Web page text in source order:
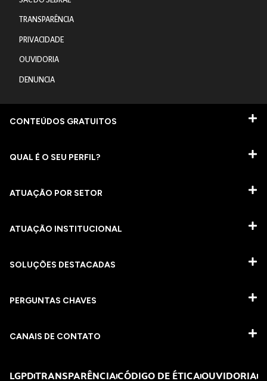
TRANSPARÊNCIA
PRIVACIDADE
OUVIDORIA
DENUNCIA
CONTEÚDOS GRATUITOS
QUAL É O SEU PERFIL?
ATUAÇÃO POR SETOR
ATUAÇÃO INSTITUCIONAL
SOLUÇÕES DESTACADAS
PERGUNTAS CHAVES​
CANAIS DE CONTATO
LGPDTRANSPARÊNCIACÓDIGO DE ÉTICAOUVIDORIA